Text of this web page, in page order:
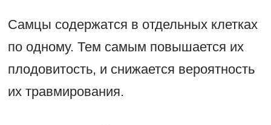
Самцы содержатся в отдельных клетках
по одному. Тем самым повышается их
плодовитость, и снижается вероятность
их травмирования.